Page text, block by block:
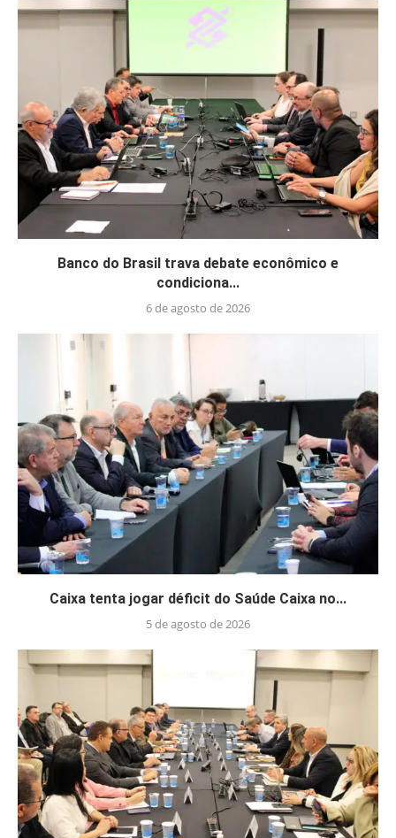
Banco do Brasil trava debate econômico e
condiciona...
6 de agosto de 2026
Caixa tenta jogar déficit do Saúde Caixa no...
5 de agosto de 2026